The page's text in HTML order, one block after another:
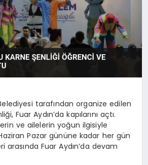
tarafından organize edilen
Fuar Aydın’da kapılarını açtı.
ve ailelerin yoğun ilgisiyle
Pazar gününe kadar her gün
arasında Fuar Aydın’da devam